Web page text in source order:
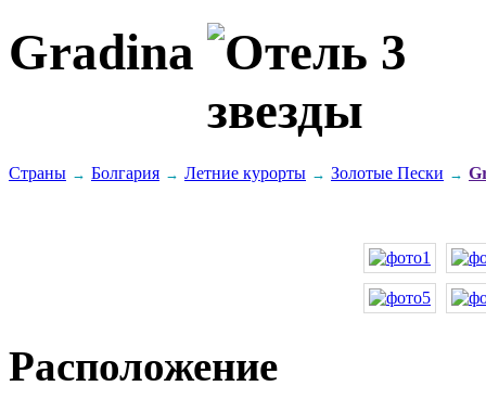
Gradina
Страны → Болгария → Летние курорты → Золотые Пески →
Расположение